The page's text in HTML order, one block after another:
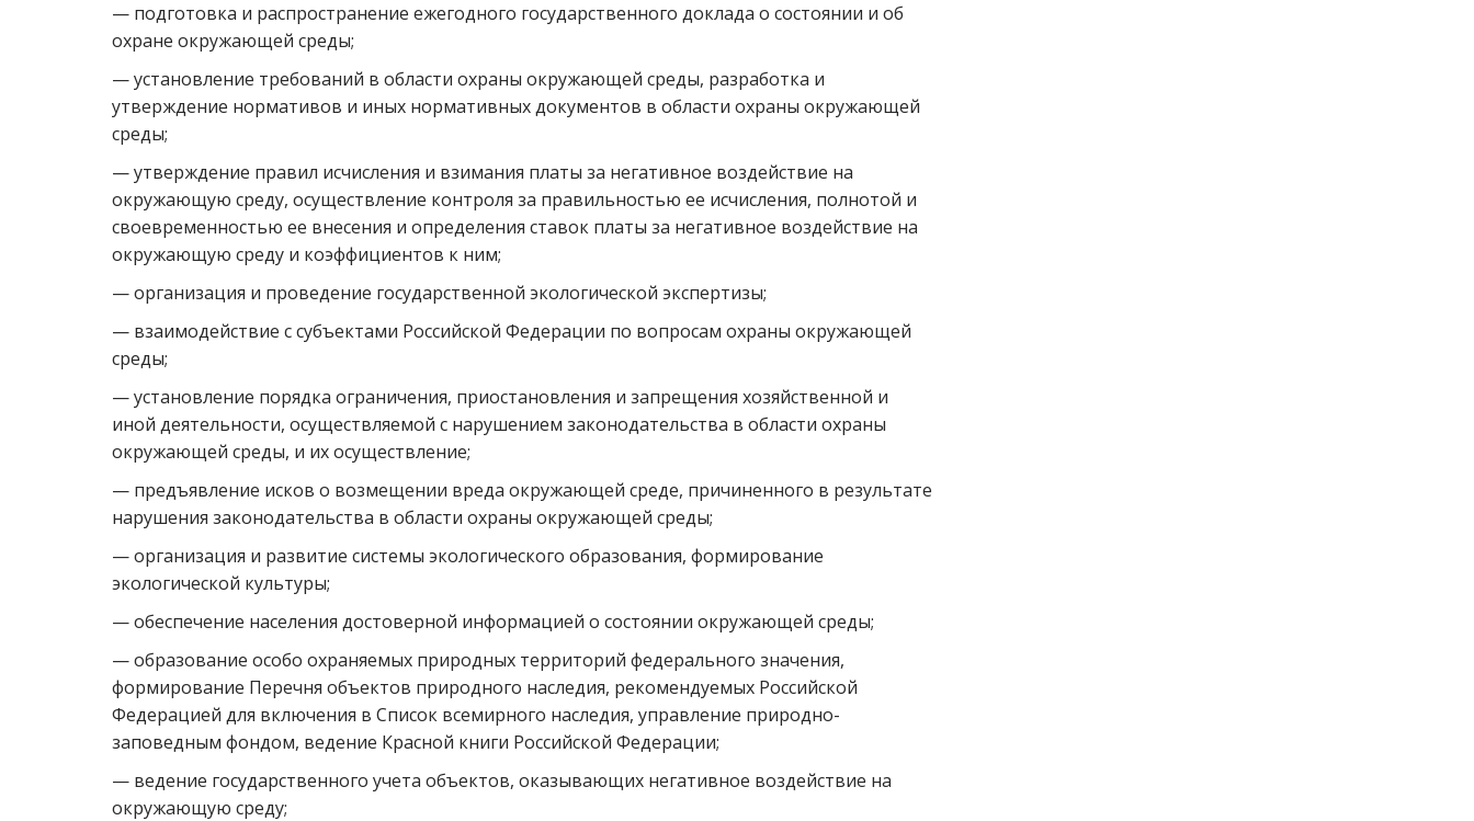
— подготовка и распространение ежегодного государственного доклада о состоянии и об
охране окружающей среды;
— установление требований в области охраны окружающей среды, разработка и
утверждение нормативов и иных нормативных документов в области охраны окружающей
среды;
— утверждение правил исчисления и взимания платы за негативное воздействие на
окружающую среду, осуществление контроля за правильностью ее исчисления, полнотой и
своевременностью ее внесения и определения ставок платы за негативное воздействие на
окружающую среду и коэффициентов к ним;
— организация и проведение государственной экологической экспертизы;
— взаимодействие с субъектами Российской Федерации по вопросам охраны окружающей
среды;
— установление порядка ограничения, приостановления и запрещения хозяйственной и
иной деятельности, осуществляемой с нарушением законодательства в области охраны
окружающей среды, и их осуществление;
— предъявление исков о возмещении вреда окружающей среде, причиненного в результате
нарушения законодательства в области охраны окружающей среды;
— организация и развитие системы экологического образования, формирование
экологической культуры;
— обеспечение населения достоверной информацией о состоянии окружающей среды;
— образование особо охраняемых природных территорий федерального значения,
формирование Перечня объектов природного наследия, рекомендуемых Российской
Федерацией для включения в Список всемирного наследия, управление природно-
заповедным фондом, ведение Красной книги Российской Федерации;
— ведение государственного учета объектов, оказывающих негативное воздействие на
окружающую среду;